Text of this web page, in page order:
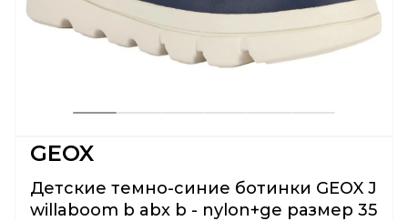
GEOX
Детские темно-синие ботинки GEOX J
willaboom b abx b - nylon+ge размер 35